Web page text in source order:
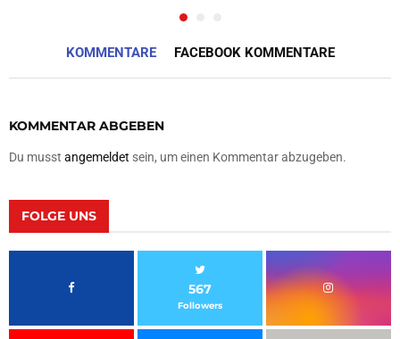
KOMMENTARE FACEBOOK KOMMENTARE
KOMMENTAR ABGEBEN
Du musst angemeldet sein, um einen Kommentar abzugeben.
FOLGE UNS
567
Followers